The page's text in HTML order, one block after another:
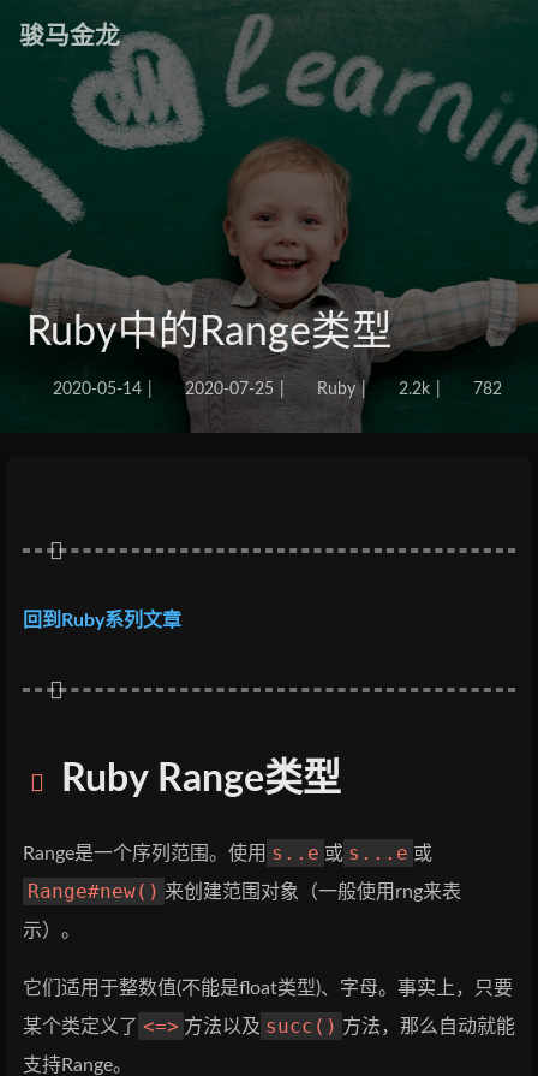
骏马金龙
Ruby中的Range类型
2020-05-14 2020-07-25 Ruby | 2.2k 782
回到Ruby系列文章
Ruby Range类型
Range是一个序列范围。使用 s..e 或 s...e 或
Range#new() 来创建范围对象（一般使用rng来表
示）。
它们适用于整数值(不能是float类型)、字母。事实上，只要
某个类定义了 <=> 方法以及 succ() 方法，那么自动就能
支持Range。